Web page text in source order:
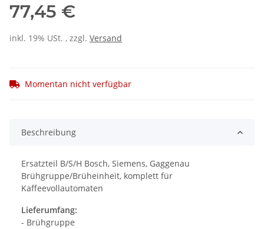
77,45 €
inkl. 19% USt. , zzgl. Versand
Momentan nicht verfügbar
Beschreibung
Ersatzteil B/S/H Bosch, Siemens, Gaggenau
Brühgruppe/Brüheinheit, komplett für
Kaffeevollautomaten
Lieferumfang:
- Brühgruppe